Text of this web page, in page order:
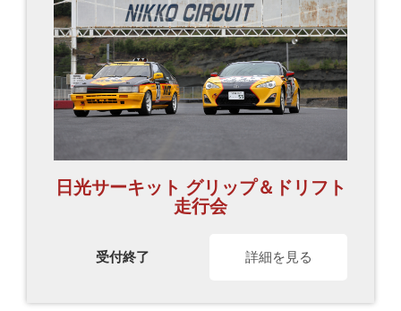
日光サーキット グリップ＆ドリフト
走行会
受付終了 詳細を見る